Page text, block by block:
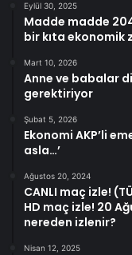
Eylül 30, 2025
Madde madde
bir kıta ekonomik
Mart 10, 2026
Anne ve babalar
gerektiriyor
Şubat 5, 2026
Ekonomi AKP’li
asla…’
Ağustos 20, 2024
CANLI maç izle!
HD maç izle! 20
nereden izlenir?
Nisan 12, 2025